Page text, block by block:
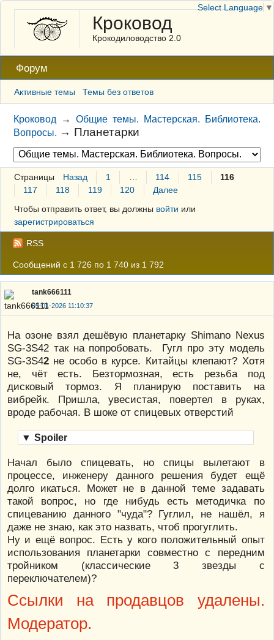
Кроковод
Крокодиловодство 2.0
Форум
Активные темы Темы без ответов
Кроковод →Общие темы. Мастерская. Библиотека.
Вопросы. → Планетарки
Страницы Назад 1 114 115
116
117
118 119 120
Далее
Чтобы отправить ответ, вы должны войти или
зарегистрироваться
RSS
Сообщений с 1 726 по 1 740 из 1 792
tank666111
05-01-2026 11:10:37
На озоне взял дешёвую планетарку Shimano Nexus
SG-3S42 так на попробовать. Гугл про эту модель
SG-3S42 не особо в курсе. Китайцы клепают? Хотя
не, чёт есть. Безтормозная, есть резьба под
дисковый тормоз. Я планирую поставить на
вибрейк. Пришла, увесистая, повертел в руках,
вроде рабочая. В шоке от спицевых отверстий
▼ Spoiler
Начал было спицевать, но спицы вылетают в
процессе, инженеру данного решения будет ещё
долго икаться. Может не в данной теме задавать
такой вопрос, но где нибудь есть методичка по
спицеванию данного "чуда"? Гуглил, не нашёл, я
даже не знаю, как это назвать, чтоб прогуглить.
Ну и ещё вопрос. Есть у кого положительный опыт
использования планетарки совместно с передним
тройником (классические 3 звезды с
переключателем)?
Ссылки на продавцов удалены.
Модератор.
Select Language ▼